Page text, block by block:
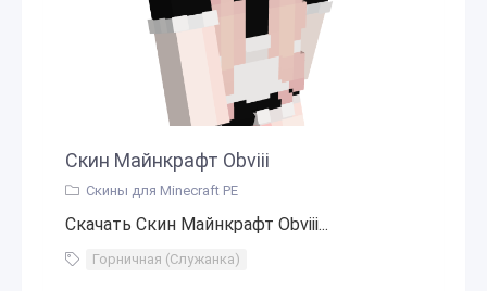
Скин Майнкрафт Obviii
Скины для Minecraft PE
Скачать Скин Майнкрафт Obviii...
Горничная (Служанка)